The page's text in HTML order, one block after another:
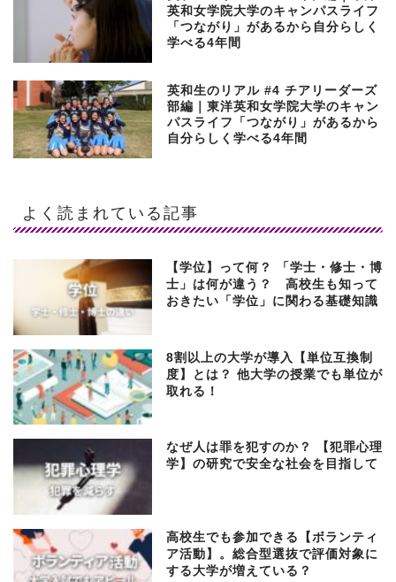
英和女学院大学のキャンパスライフ
「つながり」があるから自分らしく
学べる4年間
英和生のリアル #4 チアリーダーズ
部編｜東洋英和女学院大学のキャン
パスライフ「つながり」があるから
自分らしく学べる4年間
よく読まれている記事
【学位】って何？ 「学士・修士・博
士」は何が違う？ 高校生も知って
おきたい「学位」に関わる基礎知識
8割以上の大学が導入【単位互換制
度】とは？ 他大学の授業でも単位が
取れる！
なぜ人は罪を犯すのか？ 【犯罪心理
学】の研究で安全な社会を目指して
高校生でも参加できる【ボランティ
ア活動】。総合型選抜で評価対象に
する大学が増えている？